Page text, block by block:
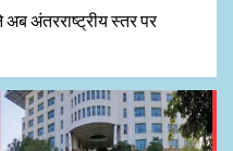
अंतरराष्ट्रीय स्तर पर